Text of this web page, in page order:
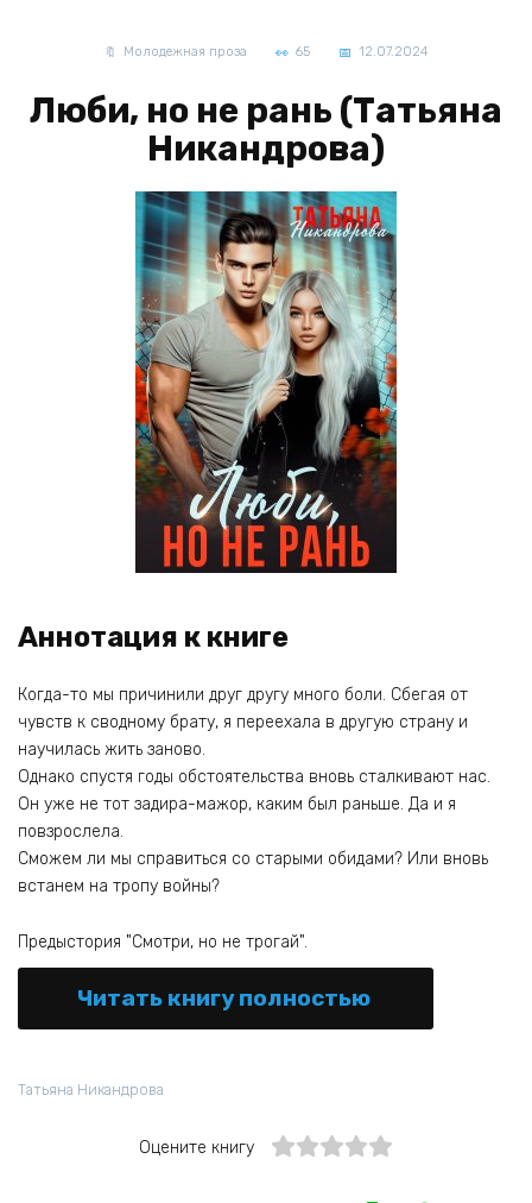
Молодежная проза 65 12.07.2024
Люби, но не рань (Татьяна
Никандрова)
Аннотация к книге
Когда-то мы причинили друг другу много боли. Сбегая от
чувств к сводному брату, я переехала в другую страну и
научилась жить заново.
Однако спустя годы обстоятельства вновь сталкивают нас.
Он уже не тот задира-мажор, каким был раньше. Да и я
повзрослела.
Сможем ли мы справиться со старыми обидами? Или вновь
встанем на тропу войны?
Предыстория "Смотри, но не трогай".
Читать книгу полностью
Татьяна Никандрова
Оцените книгу